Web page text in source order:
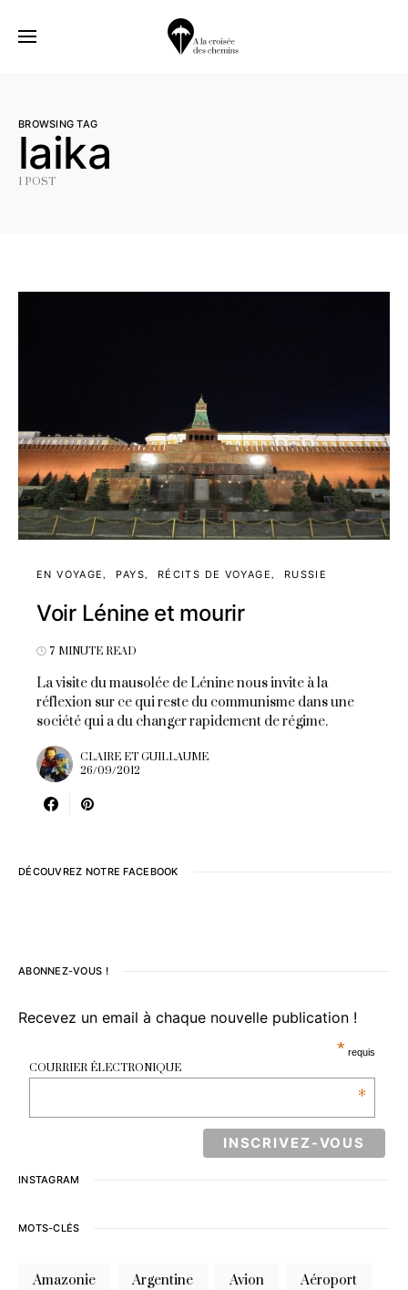
BROWSING TAG
laika
1 POST
EN VOYAGE PAYS RÉCITS DE VOYAGE RUSSIE
Voir Lénine et mourir
7 MINUTE READ
La visite du mausolée de Lénine nous invite à la
réflexion sur ce qui reste du communisme dans une
société qui a du changer rapidement de régime.
CLAIRE ET GUILLAUME
26/09/2012
DÉCOUVREZ NOTRE FACEBOOK
ABONNEZ-VOUS !
Recevez un email à chaque nouvelle publication !
* requis
COURRIER ÉLECTRONIQUE
*
INSTAGRAM
MOTS-CLÉS
Amazonie Argentine Avion Aéroport